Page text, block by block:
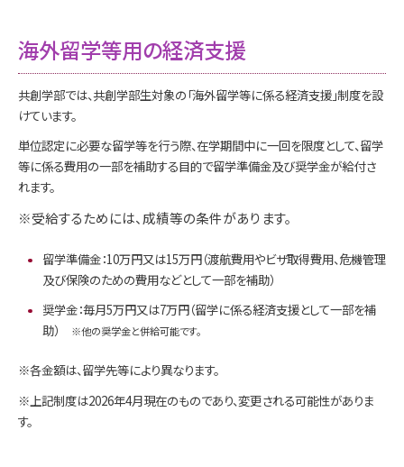
海外留学等用の経済支援
共創学部では、共創学部生対象の「海外留学等に係る経済支援」制度を設
けています。
単位認定に必要な留学等を行う際、在学期間中に一回を限度として、留学
等に係る費用の一部を補助する目的で留学準備金及び奨学金が給付さ
れます。
※受給するためには、成績等の条件があります。
留学準備金：10万円又は15万円（渡航費用やビザ取得費用、危機管理
及び保険のための費用などとして一部を補助）
奨学金：毎月5万円又は7万円（留学に係る経済支援として一部を補
助）
※他の奨学金と併給可能です。
※各金額は、留学先等により異なります。
※上記制度は2026年4月現在のものであり、変更される可能性がありま
す。